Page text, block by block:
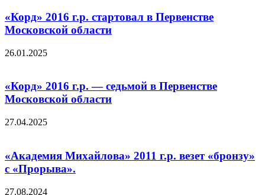
«Корд» 2016 г.р. стартовал в Первенстве
Московской области
26.01.2025
«Корд» 2016 г.р. — седьмой в Первенстве
Московской области
27.04.2025
«Академия Михайлова» 2011 г.р. везет «бронзу»
с «Прорыва».
27.08.2024